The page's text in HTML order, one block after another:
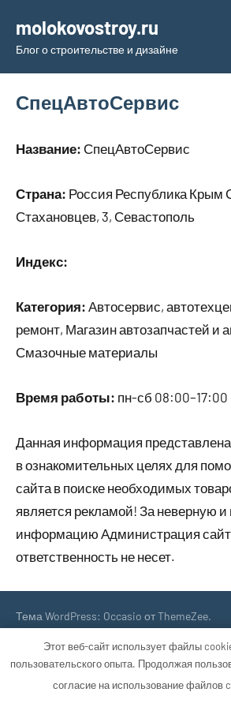
содержимому
molokovostroy.ru
Блог о строительстве и дизайне
СпецАвтоСервис
Название: СпецАвтоСервис
Страна: Россия Республика Крым
Стахановцев, 3, Севастополь
Индекс:
Категория: Автосервис,
ремонт, Магазин автозапчастей и
Смазочные материалы
Время работы: пн-сб 08:00–17:00
Данная информация
в ознакомительных целях для
сайта в поиске необходимых
является рекламой! За неверную
информацию Администрация
ответственность не несет.
Тема WordPress: Occasio от ThemeZee.
Этот веб-сайт использует файлы
пользовательского опыта. Продолжая
согласие на использование файлов